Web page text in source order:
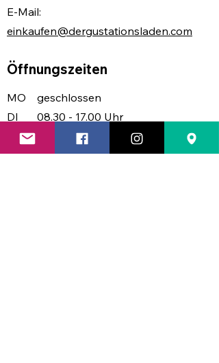
E-Mail:
einkaufen@dergustationsladen.com
Öffnungszeiten
MO
DI
MI
DO
geschlossen
08.30 - 17.00 Uhr
08.30 - 17.00 Uhr
08.30 - 17.30 Uhr